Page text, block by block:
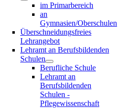
im Primarbereich
an
Gymnasien/Oberschulen
Überschneidungsfreies
Lehrangebot
Lehramt an Berufsbildenden
Schulen
Berufliche Schule
Lehramt an
Berufsbildenden
Schulen -
Pflegewissenschaft